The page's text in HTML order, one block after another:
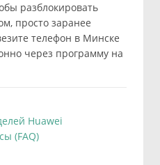
разблокировать
просто заранее
телефон в Минске
через программу на
Huawei
(FAQ)